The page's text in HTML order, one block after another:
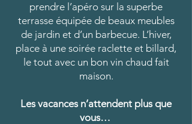
prendre l’apéro sur la superbe
terrasse équipée de beaux meubles
de jardin et d’un barbecue. L’hiver,
place à une soirée raclette et billard,
le tout avec un bon vin chaud fait
maison.
Les vacances n’attendent plus que
vous…